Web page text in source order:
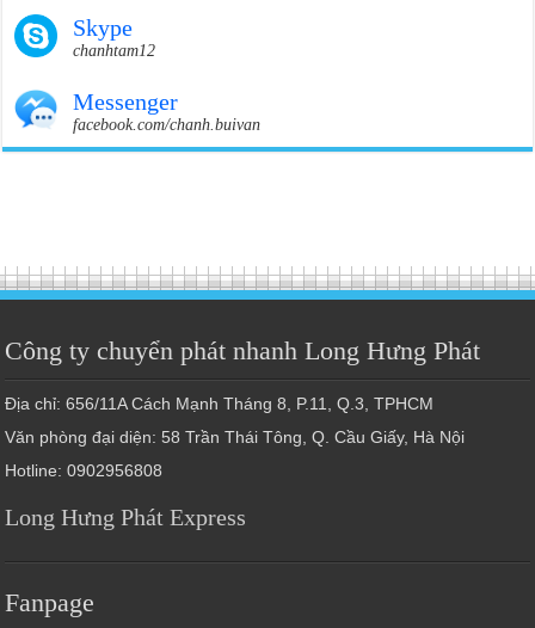
Skype
chanhtam12
Messenger
facebook.com/chanh.buivan
Công ty chuyển phát nhanh Long Hưng Phát
Địa chỉ: 656/11A Cách Mạnh Tháng 8, P.11, Q.3, TPHCM
Văn phòng đại diện: 58 Trần Thái Tông, Q. Cầu Giấy, Hà Nội
Hotline: 0902956808
Long Hưng Phát Express
Fanpage